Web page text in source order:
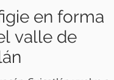
en forma
valle de